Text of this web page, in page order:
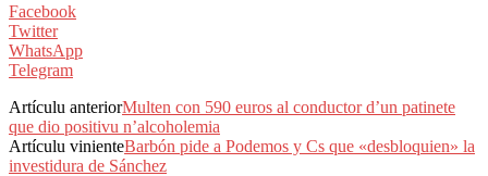
Facebook
Twitter
WhatsApp
Telegram
Artículu anteriorMulten con 590 euros al conductor d’un patinete
que dio positivu n’alcoholemia
Artículu vinienteBarbón pide a Podemos y Cs que «desbloquien» la
investidura de Sánchez